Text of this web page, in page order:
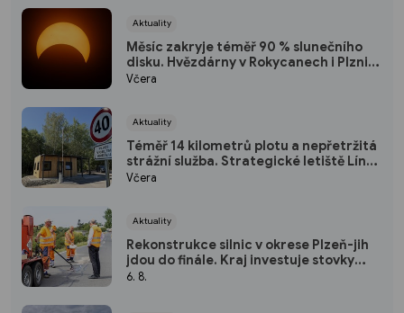
Aktuality
Měsíc zakryje téměř 90 % slunečního
disku. Hvězdárny v Rokycanech i Plzni
zvou na podvečerní sledování
Včera
Aktuality
Téměř 14 kilometrů plotu a nepřetržitá
strážní služba. Strategické letiště Líně
má od srpna nový režim vstupů
Včera
Aktuality
Rekonstrukce silnic v okrese Plzeň-jih
jdou do finále. Kraj investuje stovky
milionů do nových povrchů i moderních
6. 8.